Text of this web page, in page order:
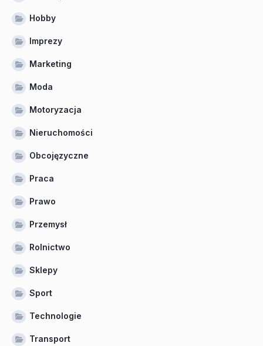
Hobby
Imprezy
Marketing
Moda
Motoryzacja
Nieruchomości
Obcojęzyczne
Praca
Prawo
Przemysł
Rolnictwo
Sklepy
Sport
Technologie
Transport